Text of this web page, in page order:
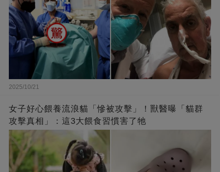
2025/10/21
女子好心餵養流浪貓「慘被攻擊」！獸醫曝「貓群
攻擊真相」：這3大餵食習慣害了牠